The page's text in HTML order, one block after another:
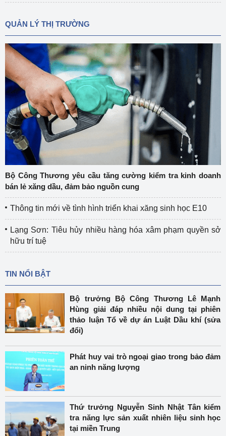
QUẢN LÝ THỊ TRƯỜNG
Bộ Công Thương yêu cầu tăng cường kiểm tra kinh doanh
bán lẻ xăng dầu, đảm bảo nguồn cung
Thông tin mới về tình hình triển khai xăng sinh học E10
Lạng Sơn: Tiêu hủy nhiều hàng hóa xâm phạm quyền sở
hữu trí tuệ
TIN NỔI BẬT
Bộ trưởng Bộ Công Thương Lê Mạnh
Hùng giải đáp nhiều nội dung tại phiên
thảo luận Tổ về dự án Luật Dầu khí (sửa
đổi)
Phát huy vai trò ngoại giao trong bảo đảm
an ninh năng lượng
Thứ trưởng Nguyễn Sinh Nhật Tân kiểm
tra năng lực sản xuất nhiên liệu sinh học
tại miền Trung